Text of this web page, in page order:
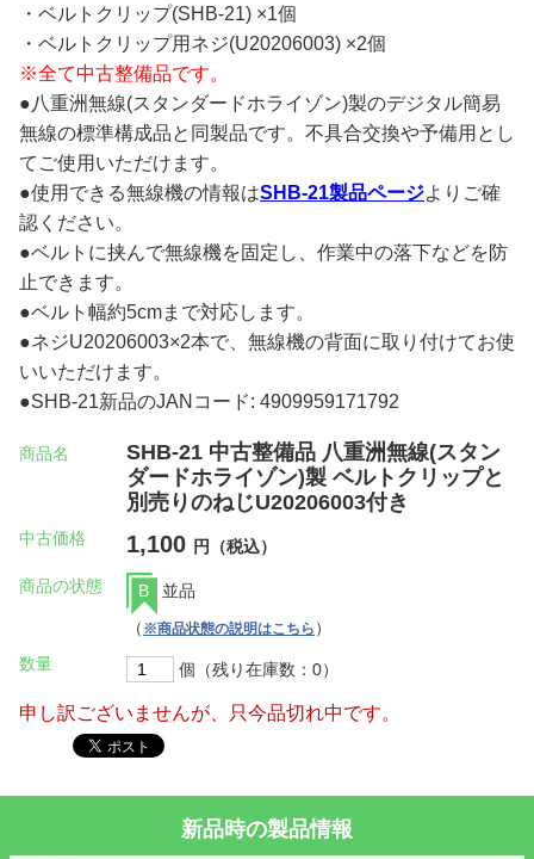
・ベルトクリップ(SHB-21) ×1個
・ベルトクリップ用ネジ(U20206003) ×2個
※全て中古整備品です。
●八重洲無線(スタンダードホライゾン)製のデジタル簡易
無線の標準構成品と同製品です。不具合交換や予備用とし
てご使用いただけます。
●使用できる無線機の情報はSHB-21製品ページよりご確
認ください。
●ベルトに挟んで無線機を固定し、作業中の落下などを防
止できます。
●ベルト幅約5cmまで対応します。
●ネジU20206003×2本で、無線機の背面に取り付けてお使
いいただけます。
●SHB-21新品のJANコード: 4909959171792
商品名
SHB-21 中古整備品 八重洲無線(スタン
ダードホライゾン)製 ベルトクリップと
別売りのねじU20206003付き
中古価格 1,100 円（税込）
商品の状態 B
並品
（ ※商品状態の説明はこちら ）
数量
個（残り在庫数：0）
申し訳ございませんが、只今品切れ中です。
新品時の製品情報